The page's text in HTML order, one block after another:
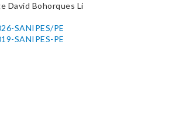
David Bohorques Li
SANIPES/PE
SANIPES-PE